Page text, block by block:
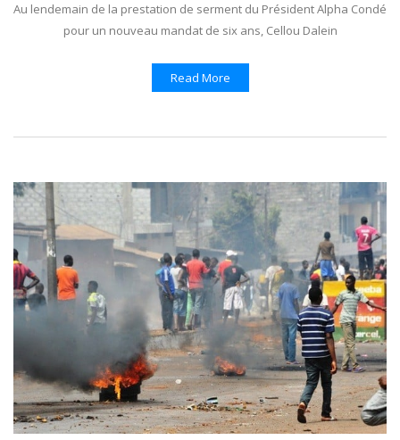
Au lendemain de la prestation de serment du Président Alpha Condé
pour un nouveau mandat de six ans, Cellou Dalein
Read More